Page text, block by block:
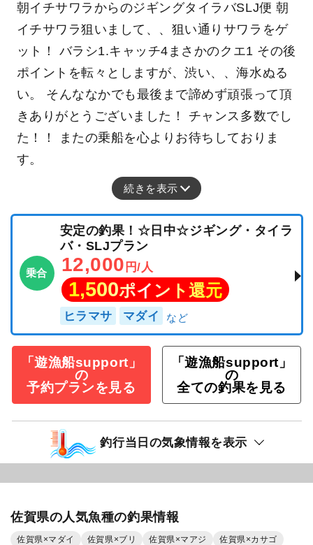
朝イチサワラからのジギングタイラバSLJ便 朝
イチサワラ狙いまして、、狙い通りサワラをゲ
ット！ バラシ1.キャッチ4まさかのクエ1 その後
ポイントを転々としますが、渋い、、海水ぬる
い。 そんななかでも最後まで諦めず頑張って頂
きありがとうございました！ チャンス多数でし
た！！ またの乗船を心よりお待ちしておりま
す。
続きを表示
乗合
安定の釣果！☆日中☆ジギング・タイラ
バ・SLJプラン
12,000 円/人
1,500ポイント還元
ヒラマサ マダイ
「遊漁船support」
の
予約プランを見る
「遊漁船support」
の
全ての釣果を見る
釣行当日の気象情報を表示
佐賀県の人気魚種の釣果情報
佐賀県×マダイ 佐賀県×ブリ 佐賀県×マアジ
佐賀県×カサゴ